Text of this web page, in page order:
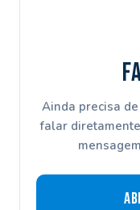
Ainda precisa
falar